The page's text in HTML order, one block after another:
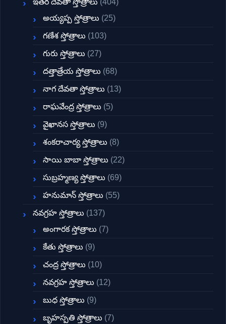
అయ్యప్ప స్తోత్రాలు (25)
గణేశ స్తోత్రాలు (103)
గురు స్తోత్రాలు (27)
దత్తాత్రేయ స్తోత్రాలు (68)
నాగ దేవతా స్తోత్రాలు (13)
రాఘవేంద్ర స్తోత్రాలు (5)
వైఖానస స్తోత్రాలు (9)
శంకరాచార్య స్తోత్రాలు (8)
సాయి బాబా స్తోత్రాలు (22)
సుబ్రహ్మణ్య స్తోత్రాలు (69)
హనుమాన్ స్తోత్రాలు (55)
నవగ్రహ స్తోత్రాలు (137)
అంగారక స్తోత్రాలు (7)
కేతు స్తోత్రాలు (9)
చంద్ర స్తోత్రాలు (10)
నవగ్రహ స్తోత్రాలు (12)
బుధ స్తోత్రాలు (9)
బృహస్పతి స్తోత్రాలు (7)